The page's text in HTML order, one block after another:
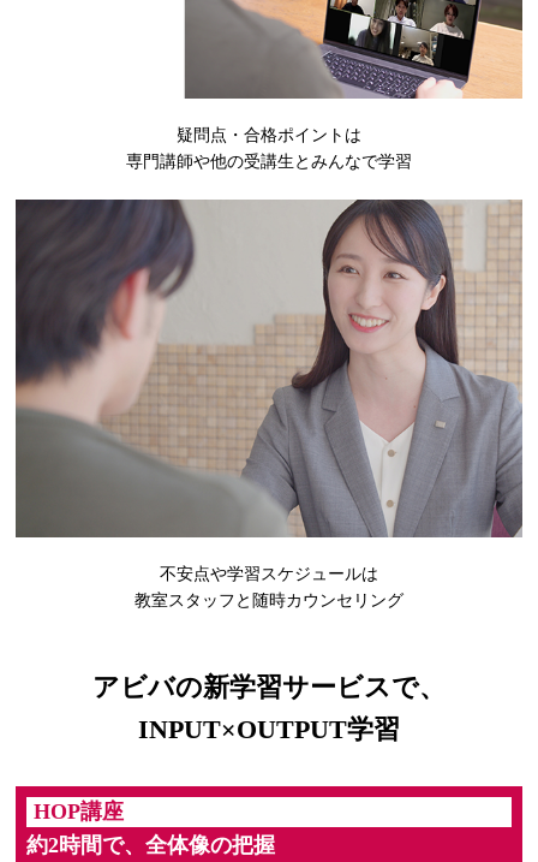
疑問点・合格ポイントは
専門講師や他の受講生とみんなで学習
不安点や学習スケジュールは
教室スタッフと随時カウンセリング
アビバの新学習サービスで、
INPUT×OUTPUT学習
HOP講座
約2時間で、全体像の把握